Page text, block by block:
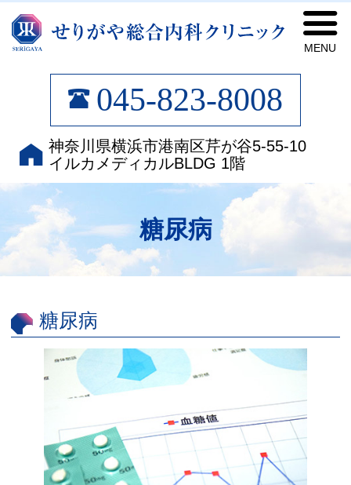
045-823-8008
神奈川県横浜市港南区芹が谷5-55-10
イルカメディカルBLDG 1階
糖尿病
糖尿病